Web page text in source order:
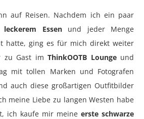
auf Reisen. Nachdem ich ein paar
Essenund jeder Menge
hatte, ging es für mich direkt weiter
zu Gast imThinkOOTB Loungeund
mit tollen Marken und Fotografen
auch diese großartigen Outfitbilder
meine Liebe zu langen Westen habe
ich kaufe mir meine erste schwarze